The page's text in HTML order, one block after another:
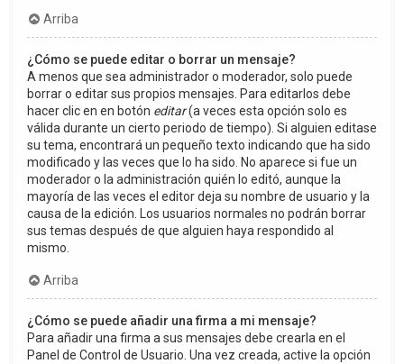
Arriba
¿Cómo se puede editar o borrar un mensaje?
A menos que sea administrador o moderador, solo puede
borrar o editar sus propios mensajes. Para editarlos debe
hacer clic en en botón editar(a veces esta opción solo es
válida durante un cierto periodo de tiempo). Si alguien editase
su tema, encontrará un pequeño texto indicando que ha sido
modificado y las veces que lo ha sido. No aparece si fue un
moderador o la administración quién lo editó, aunque la
mayoría de las veces el editor deja su nombre de usuario y la
causa de la edición. Los usuarios normales no podrán borrar
sus temas después de que alguien haya respondido al
mismo.
Arriba
¿Cómo se puede añadir una firma a mi mensaje?
Para añadir una firma a sus mensajes debe crearla en el
Panel de Control de Usuario. Una vez creada, active la opción